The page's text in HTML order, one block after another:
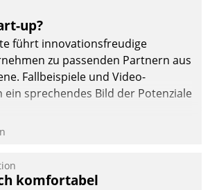
up?
führt innovationsfreudige
zu passenden Partnern aus
Fallbeispiele und Video-
ein sprechendes Bild der Potenziale
komfortabel